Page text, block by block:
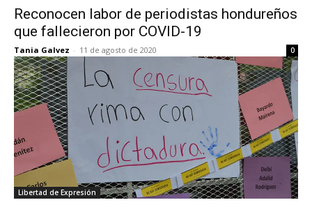
Reconocen labor de periodistas hondureños
que fallecieron por COVID-19
Tania Galvez - 11 de agosto de 2020 0
Libertad de Expresión